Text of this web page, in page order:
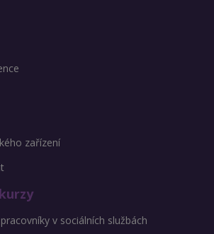
zařízení
v sociálních službách